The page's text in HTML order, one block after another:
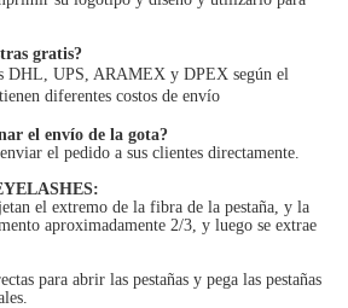
gratis?
DHL, UPS, ARAMEX y DPEX según el
diferentes costos de envío
el envío de la gota?
el pedido a sus clientes directamente.
el extremo de la fibra de la pestaña, y la
aproximadamente 2/3, y luego se extrae
para abrir las pestañas y pega las pestañas